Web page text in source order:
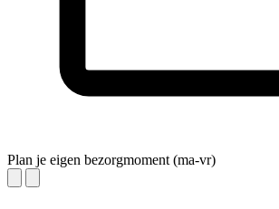
Plan je eigen bezorgmoment (ma-vr)